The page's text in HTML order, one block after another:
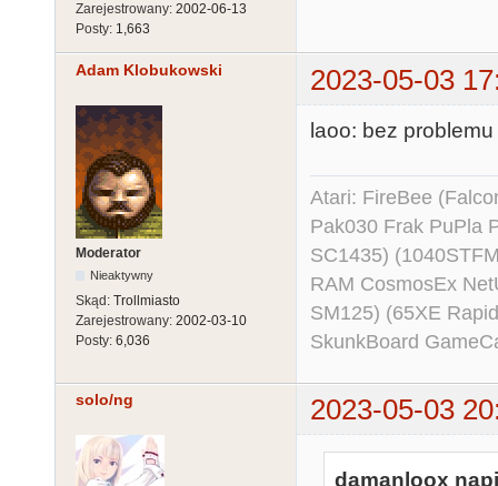
Zarejestrowany: 2002-06-13
Posty: 1,663
Adam Klobukowski 2023-05-03
Moderator
Nieaktywny
Skąd: Trollmiasto
Zarejestrowany: 2002-03-10
Posty: 6,036
laoo: bez
Atari: FireBee
Pak030 Frak PuPla
SC1435)
RAM CosmosEx
SM125) (65XE
SkunkBoard
solo/ng 2023-05-03
damanloox